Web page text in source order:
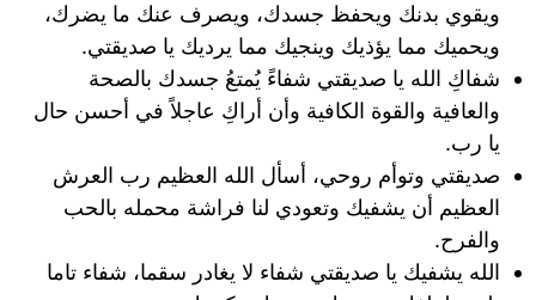
ويقوي بدنك ويحفظ جسدك، ويصرف عنك ما يضرك،
ويحميك مما يؤذيك وينجيك مما يرديك يا صديقتي.
شفاكِ الله يا صديقتي شفاءً يُمتعُ جسدك بالصحة
والعافية والقوة الكافية وأن أراكِ عاجلاً في أحسن حال
يا رب.
صديقتي وتوأم روحي، أسأل الله العظيم رب العرش
العظيم أن يشفيك وتعودي لنا فراشة محمله بالحب
والفرح.
الله يشفيك يا صديقتي شفاء لا يغادر سقما، شفاء تاما